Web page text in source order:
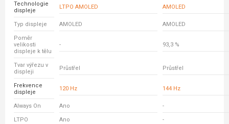
Technologie
displeje
LTPO AMOLED AMOLED
Typ displeje AMOLED AMOLED
Poměr
velikosti
displeje k tělu
- 93,3 %
Tvar výřezu v
displeji
Průstřel Průstřel
Frekvence
displeje
120 Hz 144 Hz
Always On Ano -
LTPO Ano -